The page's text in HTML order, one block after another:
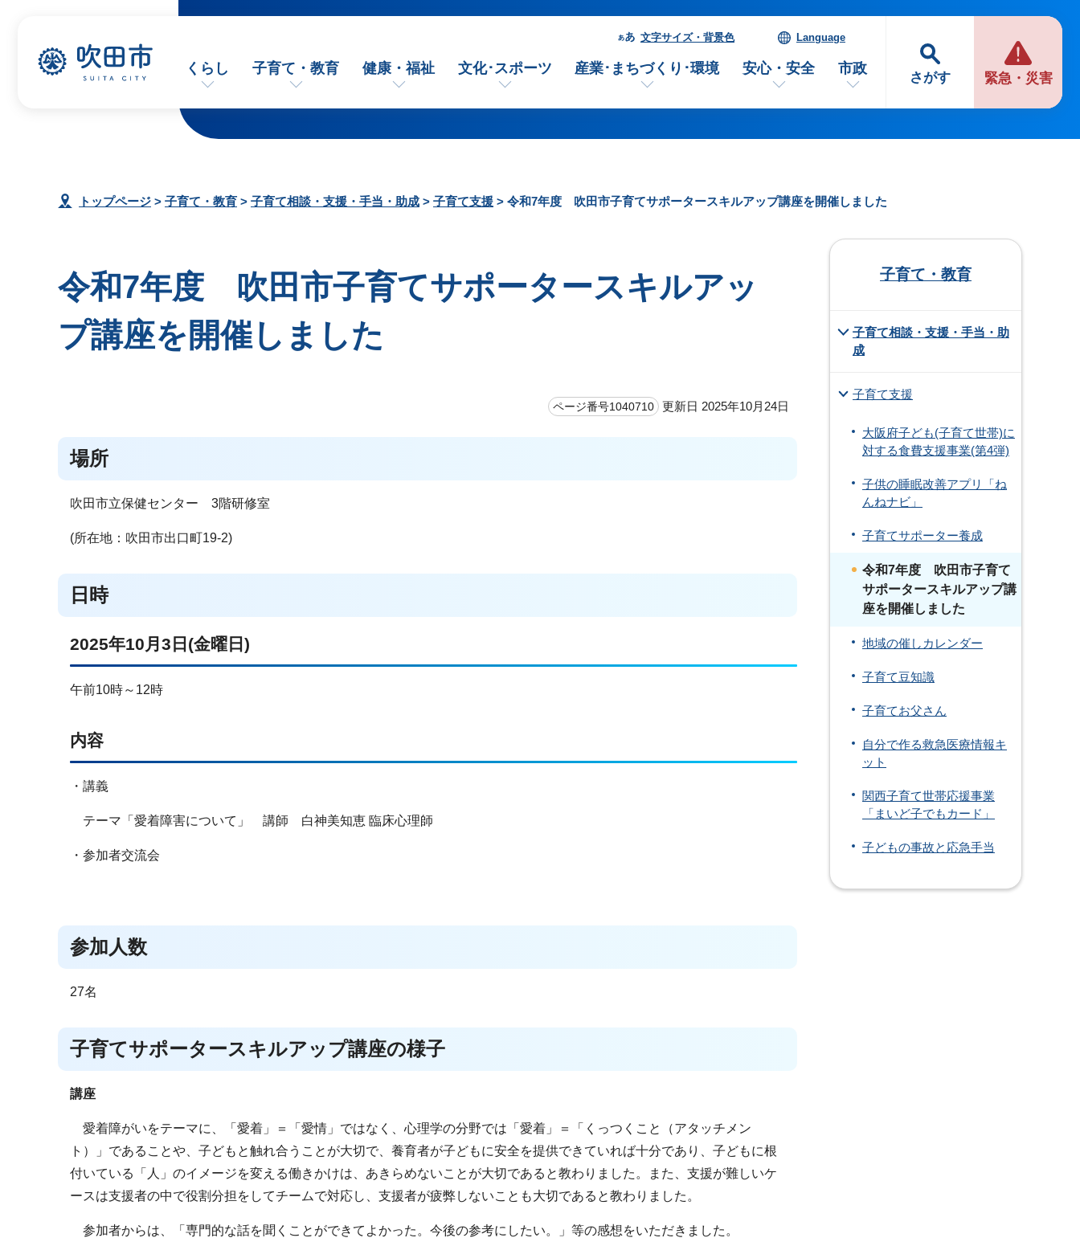
さがす 緊急・災害
文字サイズ・背景色 Language
くらし 子育て・教育 健康・福祉 文化･スポーツ 産業･まちづくり･環境 安心・安全 市政
トップページ > 子育て・教育 > 子育て相談・支援・手当・助成 > 子育て支援 > 令和7年度 吹田市子育てサポータースキルアップ講座を開催しました
令和7年度 吹田市子育てサポータースキルアッ
プ講座を開催しました
ページ番号1040710 更新日 2025年10月24日
場所
吹田市立保健センター 3階研修室
(所在地：吹田市出口町19-2)
日時
2025年10月3日(金曜日)
午前10時～12時
内容
・講義
テーマ「愛着障害について」 講師 白神美知恵 臨床心理師
・参加者交流会
参加人数
27名
子育てサポータースキルアップ講座の様子
講座
愛着障がいをテーマに、「愛着」＝「愛情」ではなく、心理学の分野では「愛着」＝「くっつくこと（アタッチメン
ト）」であることや、子どもと触れ合うことが大切で、養育者が子どもに安全を提供できていれば十分であり、子どもに根
付いている「人」のイメージを変える働きかけは、あきらめないことが大切であると教わりました。また、支援が難しいケ
ースは支援者の中で役割分担をしてチームで対応し、支援者が疲弊しないことも大切であると教わりました。
参加者からは、「専門的な話を聞くことができてよかった。今後の参考にしたい。」等の感想をいただきました。
子育て・教育
子育て相談・支援・手当・助
成
子育て支援
大阪府子ども(子育て世帯)に
対する食費支援事業(第4弾)
子供の睡眠改善アプリ「ね
んねナビ」
子育てサポーター養成
令和7年度 吹田市子育て
サポータースキルアップ講
座を開催しました
地域の催しカレンダー
子育て豆知識
子育てお父さん
自分で作る救急医療情報キ
ット
関西子育て世帯応援事業
「まいど子でもカード」
子どもの事故と応急手当